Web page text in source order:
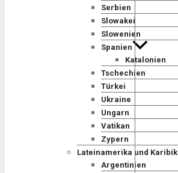
Serbien
Slowakei
Slowenien
Spanien
Katalonien
Tschechien
Türkei
Ukraine
Ungarn
Vatikan
Zypern
Lateinamerika und Karibik
Argentinien